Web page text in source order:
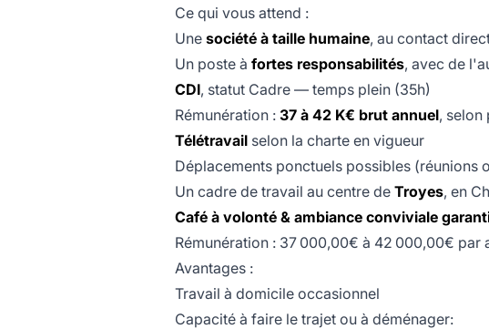
Ce qui vous attend :
Une société à taille humaine, au contact
Un poste à fortes responsabilités, avec de
CDI, statut Cadre — temps plein (35h)
Rémunération : 37 à 42 K€ brut annuel, selon
Télétravail selon la charte en vigueur
Déplacements ponctuels possibles (réunions
Un cadre de travail au centre de Troyes, en
Café à volonté & ambiance conviviale
Rémunération : 37 000,00€ à 42 000,00€ par
Avantages :
Travail à domicile occasionnel
Capacité à faire le trajet ou à déménager: